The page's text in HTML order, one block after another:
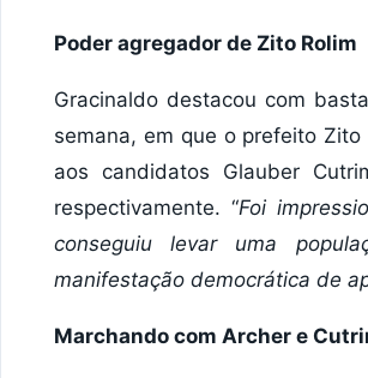
Poder agregador de Zito Rolim
Gracinaldo destacou com
semana, em que o prefeito
aos candidatos Glauber
respectivamente. “Foi
conseguiu levar uma
manifestação democrática de
Marchando com Archer e